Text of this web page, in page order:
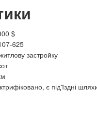
$
625
застройку
є під'їздні